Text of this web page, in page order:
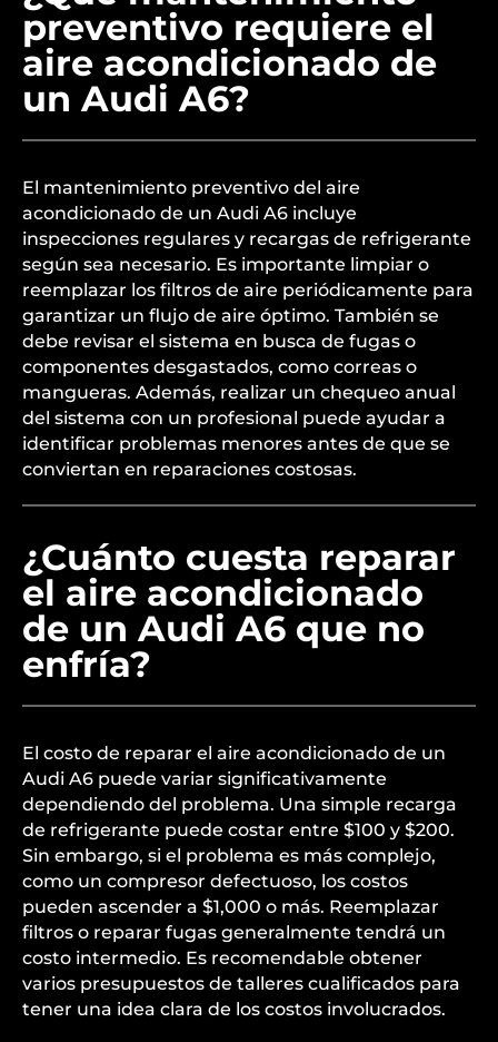
preventivo requiere el
aire acondicionado de
un Audi A6?
El mantenimiento preventivo del aire
acondicionado de un Audi A6 incluye
inspecciones regulares y recargas de refrigerante
según sea necesario. Es importante limpiar o
reemplazar los filtros de aire periódicamente para
garantizar un flujo de aire óptimo. También se
debe revisar el sistema en busca de fugas o
componentes desgastados, como correas o
mangueras. Además, realizar un chequeo anual
del sistema con un profesional puede ayudar a
identificar problemas menores antes de que se
conviertan en reparaciones costosas.
¿Cuánto cuesta reparar
el aire acondicionado
de un Audi A6 que no
enfría?
El costo de reparar el aire acondicionado de un
Audi A6 puede variar significativamente
dependiendo del problema. Una simple recarga
de refrigerante puede costar entre $100 y $200.
Sin embargo, si el problema es más complejo,
como un compresor defectuoso, los costos
pueden ascender a $1,000 o más. Reemplazar
filtros o reparar fugas generalmente tendrá un
costo intermedio. Es recomendable obtener
varios presupuestos de talleres cualificados para
tener una idea clara de los costos involucrados.